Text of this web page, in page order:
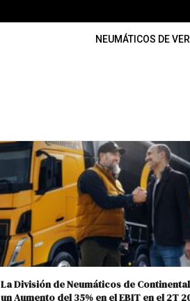
NEUMÁTICOS DE
La División de Neumáticos de
un Aumento del 35% en el EBIT en el 2T